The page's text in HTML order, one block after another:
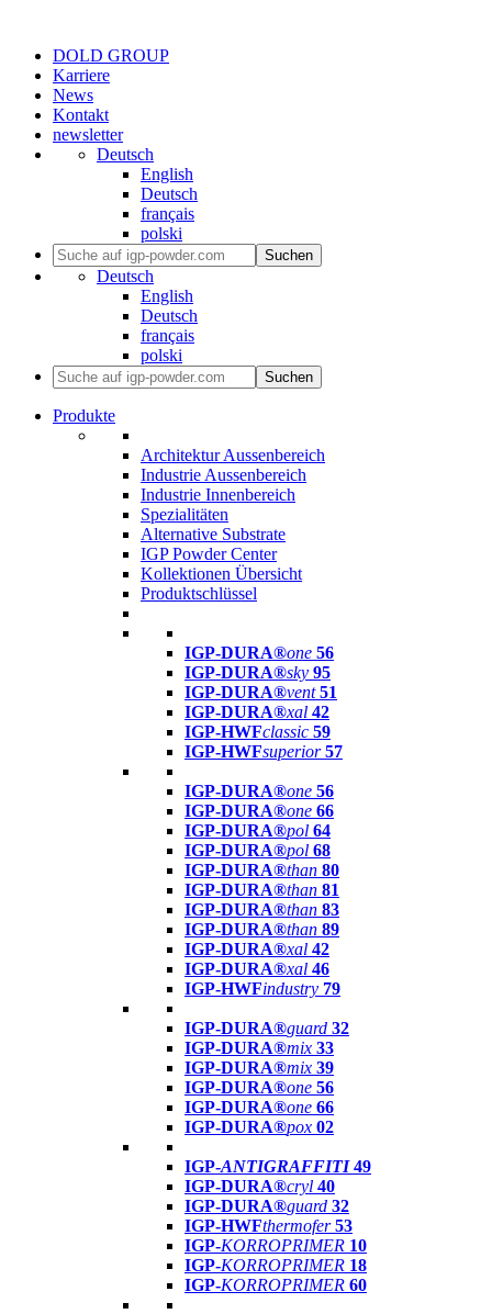
DOLD GROUP
Karriere
News
Kontakt
newsletter
Deutsch
English
Deutsch
français
polski
Suchen
Deutsch
English
Deutsch
français
polski
Suchen
Produkte
Architektur Aussenbereich
Industrie Aussenbereich
Industrie Innenbereich
Spezialitäten
Alternative Substrate
IGP Powder Center
Kollektionen Übersicht
Produktschlüssel
IGP-DURA®one 56
IGP-DURA®sky 95
IGP-DURA®vent 51
IGP-DURA®xal 42
IGP-HWFclassic 59
IGP-HWFsuperior 57
IGP-DURA®one 56
IGP-DURA®one 66
IGP-DURA®pol 64
IGP-DURA®pol 68
IGP-DURA®than 80
IGP-DURA®than 81
IGP-DURA®than 83
IGP-DURA®than 89
IGP-DURA®xal 42
IGP-DURA®xal 46
IGP-HWFindustry 79
IGP-DURA®guard 32
IGP-DURA®mix 33
IGP-DURA®mix 39
IGP-DURA®one 56
IGP-DURA®one 66
IGP-DURA®pox 02
IGP-ANTIGRAFFITI49
IGP-DURA®cryl 40
IGP-DURA®guard 32
IGP-HWFthermofer 53
IGP-KORROPRIMER 10
IGP-KORROPRIMER 18
IGP-KORROPRIMER 60